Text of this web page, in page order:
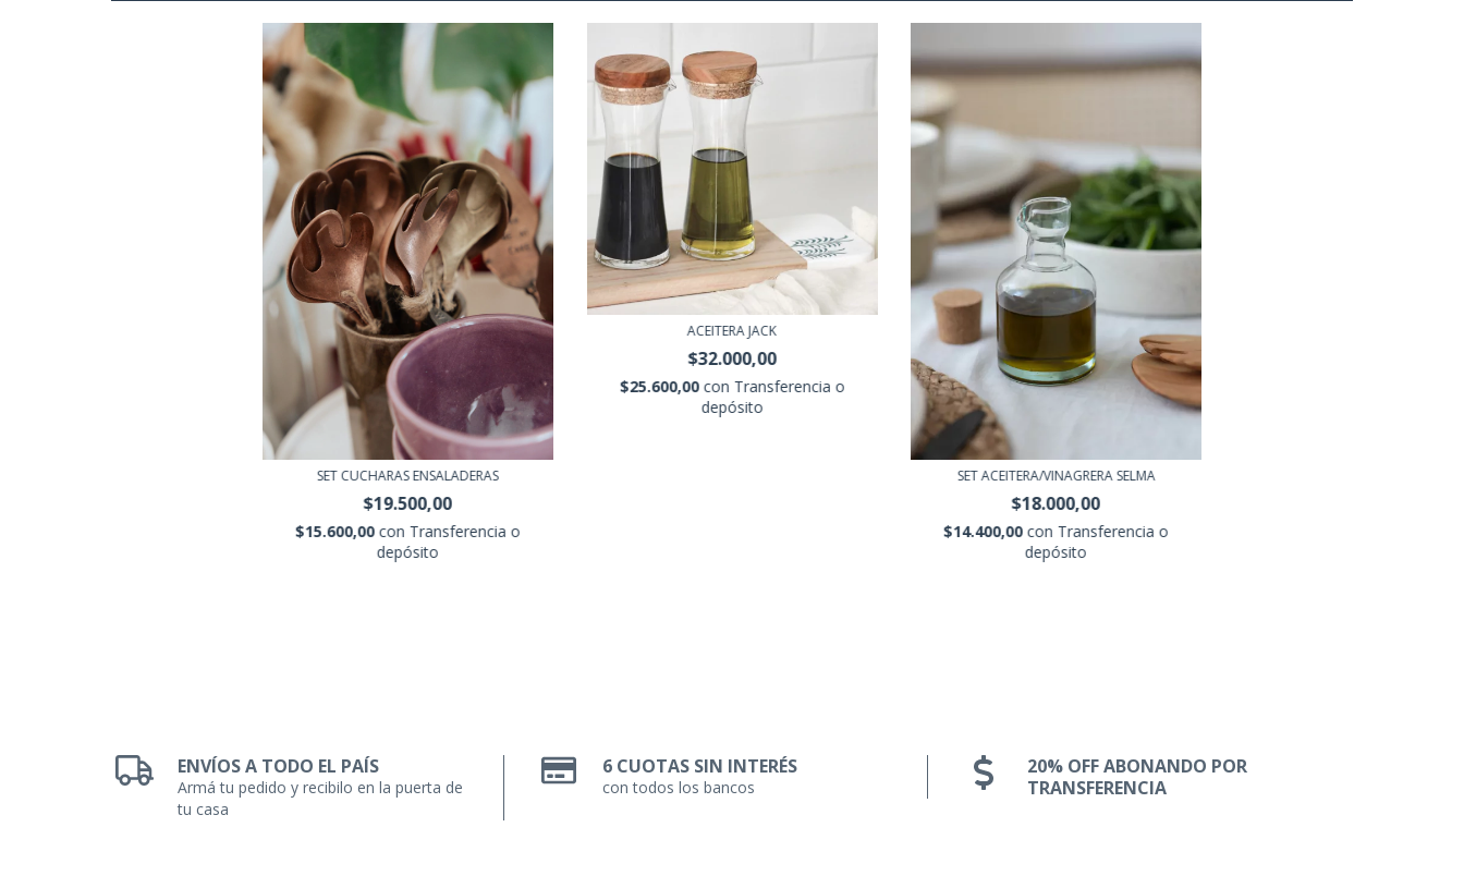
SET CUCHARAS ENSALADERAS
$19.500,00
$15.600,00 con Transferencia o
depósito
ACEITERA JACK
$32.000,00
$25.600,00 con Transferencia o
depósito
SET ACEITERA/VINAGRERA SELMA
$18.000,00
$14.400,00 con Transferencia o
depósito
ENVÍOS A TODO EL PAÍS
Armá tu pedido y recibilo en la puerta de
tu casa
6 CUOTAS SIN INTERÉS
con todos los bancos
20% OFF ABONANDO POR
TRANSFERENCIA